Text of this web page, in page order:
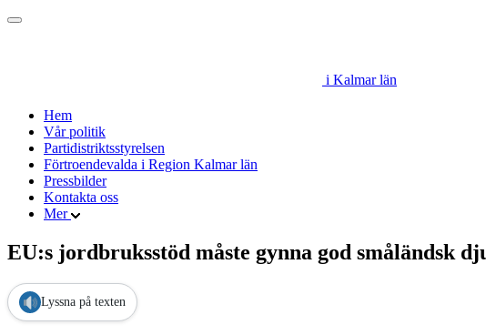
i Kalmar län
Hem
Vår politik
Partidistriktsstyrelsen
Förtroendevalda i Region Kalmar län
Pressbilder
Kontakta oss
Mer
EU:s jordbruksstöd måste gynna god småländsk
Lyssna på texten